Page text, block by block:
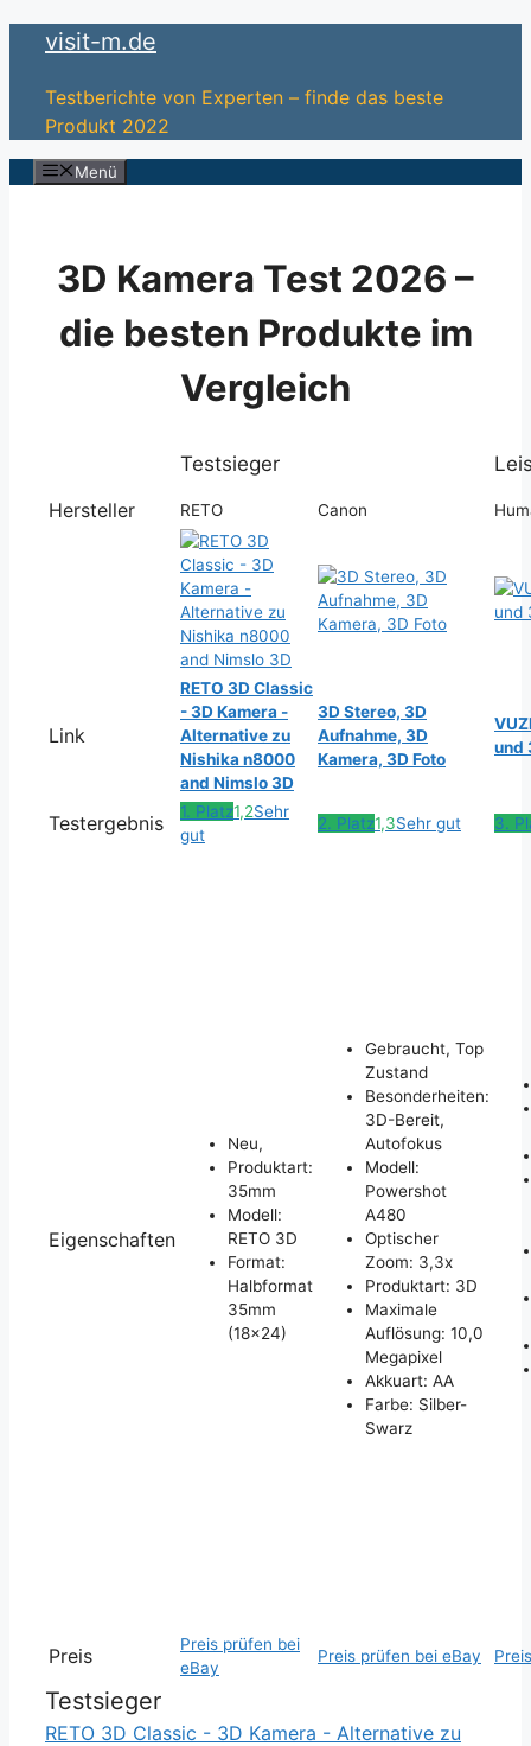
Zum
springen
visit-m.de
Testberichte von Experten – finde das beste
Produkt 2022
Menü
3D Kamera Test 2026 –
die besten Produkte im
Vergleich
Testsieger
Hersteller
RETO Canon
Link
RETO 3D Classic
- 3D Kamera -
Alternative zu
Nishika n8000
and Nimslo 3D
3D Stereo, 3D
Aufnahme, 3D
Kamera, 3D Foto
und
Testergebnis 1. Platz1,2Sehr
gut
2. Platz1,3Sehr gut 3.
Eigenschaften
Neu,
Produktart:
35mm
Modell:
RETO 3D
Format:
Halbformat
35mm
(18x24)
Gebraucht, Top
Zustand
Besonderheiten:
3D-Bereit,
Autofokus
Modell:
Powershot
A480
Optischer
Zoom: 3,3x
Produktart: 3D
Maximale
Auflösung: 10,0
Megapixel
Akkuart: AA
Farbe: Silber-
Swarz
Preis
Preis prüfen bei
eBay
Preis prüfen bei eBay
Testsieger
RETO 3D Classic - 3D Kamera - Alternative zu